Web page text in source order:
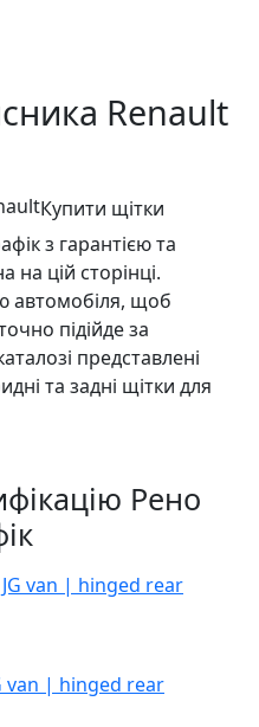
Renault
Купити щітки
з гарантією та
цій сторінці.
автомобіля, щоб
підійде за
представлені
та задні щітки для
Рено
van | hinged rear